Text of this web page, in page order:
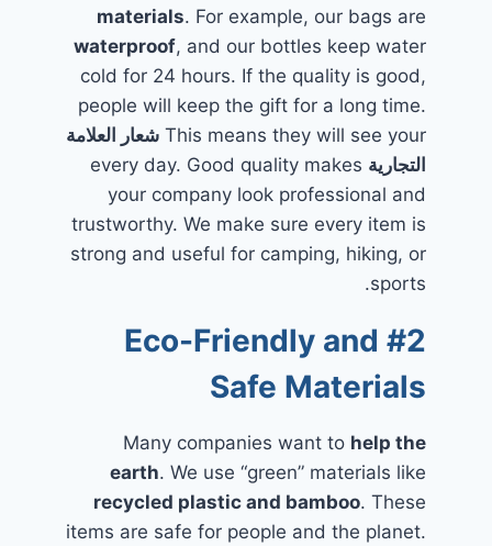
materials. For example, our bags are
waterproof, and our bottles keep water
cold for 24 hours. If the quality is good,
people will keep the gift for a long time.
This means they will see your شعار العلامة
التجارية every day. Good quality makes
your company look professional and
trustworthy. We make sure every item is
strong and useful for camping, hiking, or
sports.
#2 Eco-Friendly and
Safe Materials
Many companies want to help the
earth. We use “green” materials like
recycled plastic and bamboo. These
items are safe for people and the planet.